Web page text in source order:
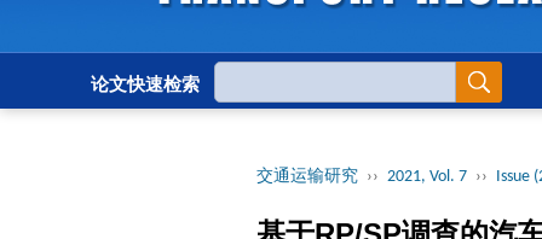
论文快速检索
交通运输研究 ›› 2021, Vol. 7 ›› Issue